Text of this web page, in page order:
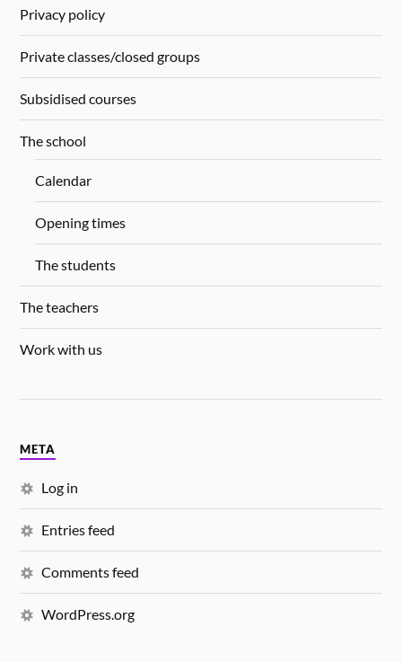
Privacy policy
Private classes/closed groups
Subsidised courses
The school
Calendar
Opening times
The students
The teachers
Work with us
META
Log in
Entries feed
Comments feed
WordPress.org